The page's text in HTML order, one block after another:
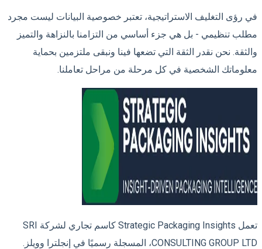
في رؤى التغليف الاستراتيجية، تعتبر خصوصية البيانات ليست مجرد
مطلب تنظيمي - بل هي جزء أساسي من التزامنا بالنزاهة والتميز
والثقة. نحن نقدر الثقة التي تضعها فينا ونبقى ملتزمين بحماية
معلوماتك الشخصية في كل مرحلة من مراحل تعاملنا.
تعمل Strategic Packaging Insights كاسم تجاري لشركة SRI
CONSULTING GROUP LTD، المسجلة رسميًا في إنجلترا وويلز.